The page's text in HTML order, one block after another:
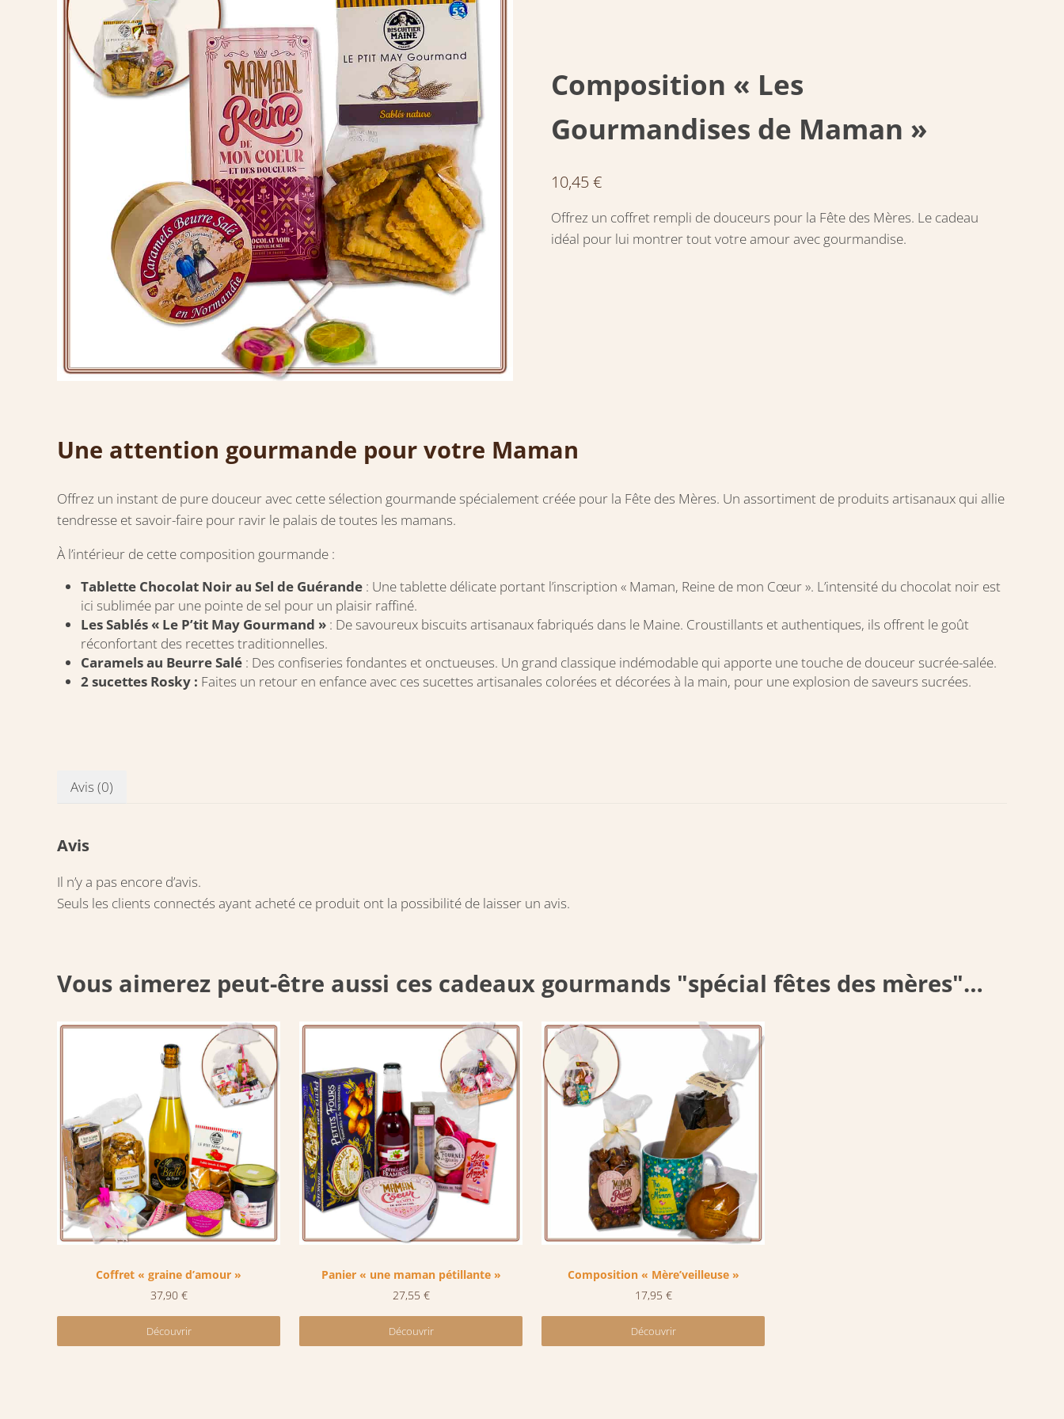
Composition « Les
Gourmandises de Maman »
10,45€
Offrez un coffret rempli de douceurs pour la Fête des Mères. Le cadeau
idéal pour lui montrer tout votre amour avec gourmandise.
Une attention gourmande pour votre Maman
Offrez un instant de pure douceur avec cette sélection gourmande spécialement créée pour la Fête des Mères. Un assortiment de produits artisanaux qui allie
tendresse et savoir-faire pour ravir le palais de toutes les mamans.
À l’intérieur de cette composition gourmande :
Tablette Chocolat Noir au Sel de Guérande : Une tablette délicate portant l’inscription « Maman, Reine de mon Cœur ». L’intensité du chocolat noir est
ici sublimée par une pointe de sel pour un plaisir raffiné.
Les Sablés « Le P’tit May Gourmand »: De savoureux biscuits artisanaux fabriqués dans le Maine. Croustillants et authentiques, ils offrent le goût
réconfortant des recettes traditionnelles.
Caramels au Beurre Salé: Des confiseries fondantes et onctueuses. Un grand classique indémodable qui apporte une touche de douceur sucrée-salée.
2 sucettes Rosky : Faites un retour en enfance avec ces sucettes artisanales colorées et décorées à la main, pour une explosion de saveurs sucrées.
Avis (0)
Avis
Il n’y a pas encore d’avis.
Seuls les clients connectés ayant acheté ce produit ont la possibilité de laisser un avis.
Vous aimerez peut-être aussi ces cadeaux gourmands "spécial fêtes des mères"…
Coffret « graine d’amour »
37,90 €
Découvrir
Panier « une maman pétillante »
27,55 €
Découvrir
Composition « Mère’veilleuse »
17,95 €
Découvrir